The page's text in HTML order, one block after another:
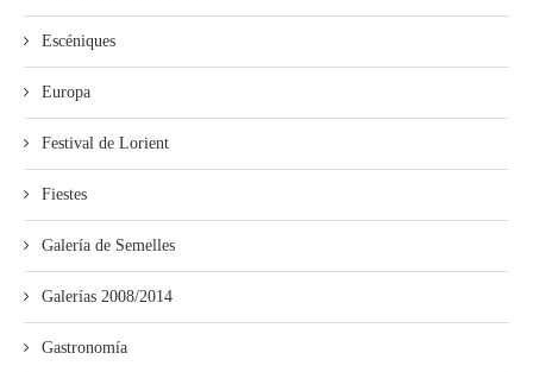
Escéniques
Europa
Festival de Lorient
Fiestes
Galería de Semelles
Galerías 2008/2014
Gastronomía